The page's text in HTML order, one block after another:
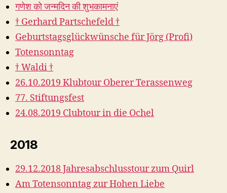
गणेश को जन्मदिन की शुभकामनाएं
† Gerhard Partschefeld †
Geburtstagsglückwünsche für Jörg (Profi)
Totensonntag
† Waldi †
26.10.2019 Klubtour Oberer Terassenweg
77. Stiftungsfest
24.08.2019 Clubtour in die Ochel
2018
29.12.2018 Jahresabschlusstour zum Quirl
Am Totensonntag zur Hohen Liebe